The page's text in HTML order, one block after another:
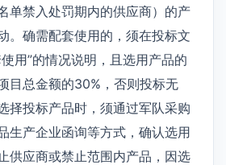
单禁入处罚期内的供应商）的产
。确需配套使用的，须在投标文
用”的情况说明，且选用产品的
目总金额的30%，否则投标无
择投标产品时，须通过军队采购
生产企业函询等方式，确认选用
供应商或禁止范围内产品，因选